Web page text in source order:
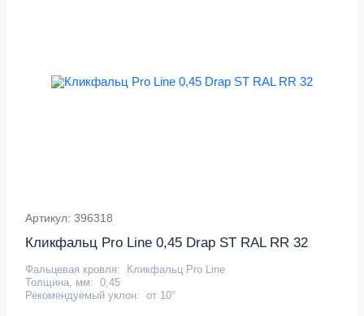
Артикул: 396318
Кликфальц Pro Line 0,45 Drap ST RAL RR 32
Фальцевая кровля:
Кликфальц Pro Line
Толщина, мм: 0,45
Рекомендуемый уклон: от 10°